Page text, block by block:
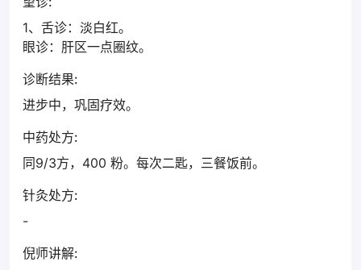
1、舌诊：淡白红。
眼诊：肝区一点圈纹。
诊断结果:
进步中，巩固疗效。
中药处方:
同9/3方，400 粉。每次二匙，三餐饭前。
针灸处方:
-
倪师讲解: